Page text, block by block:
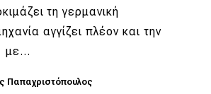
τη γερμανική
αγγίζει πλέον και την
με…
Παπαχριστόπουλος